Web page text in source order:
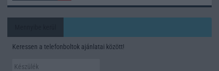
Keressen a telefonboltok ajánlatai között!